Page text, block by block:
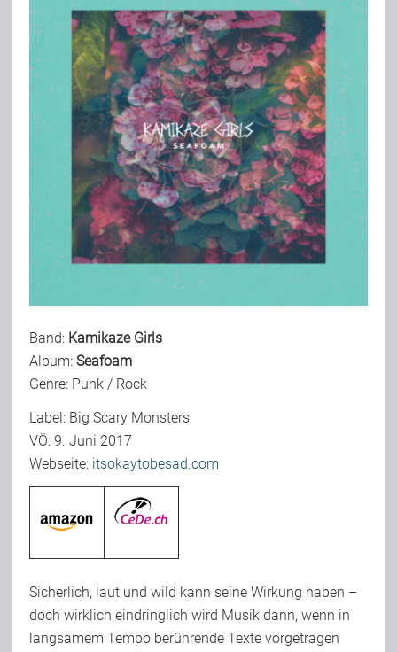
Bild-Archiv
Rezensionen
Musik
Alles andere
Backstage
Kontakt
Team
Join Us
Kalender
Band: Kamikaze Girls
Album:Seafoam
Genre: Punk / Rock
Label: Big Scary Monsters
VÖ: 9. Juni 2017
Webseite: itsokaytobesad.com
Sicherlich, laut und wild kann seine Wirkung haben –
doch wirklich eindringlich wird Musik dann, wenn in
langsamem Tempo berührende Texte vorgetragen